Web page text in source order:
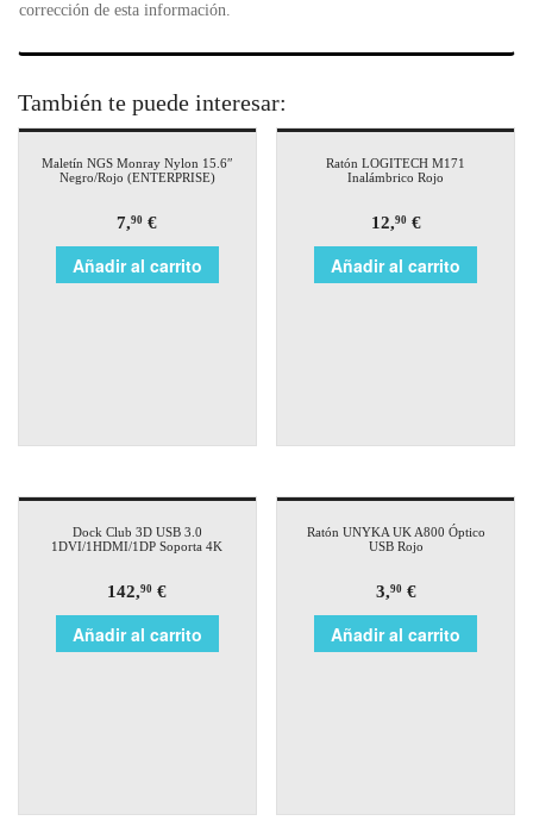
corrección de esta información.
También te puede interesar:
Maletín NGS Monray Nylon 15.6″
Negro/Rojo (ENTERPRISE)
7,90 €
Añadir al carrito
Ratón LOGITECH M171
Inalámbrico Rojo
12,90€
Añadir al carrito
Dock Club 3D USB 3.0
1DVI/1HDMI/1DP Soporta 4K
142,90 €
Añadir al carrito
Ratón UNYKA UK A800 Óptico
USB Rojo
3,90€
Añadir al carrito